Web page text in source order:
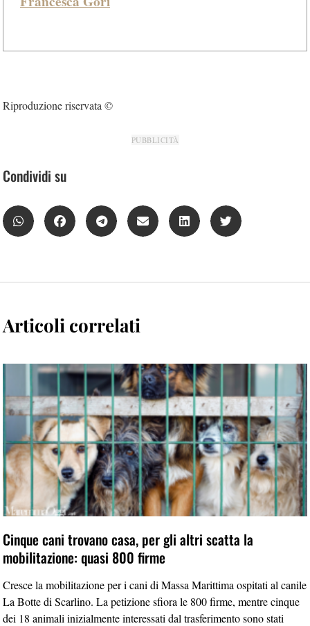
Riproduzione riservata ©
PUBBLICITÀ
Condividi su
Articoli correlati
Cinque cani trovano casa, per gli altri scatta la
mobilitazione: quasi 800 firme
Cresce la mobilitazione per i cani di Massa Marittima ospitati al canile
La Botte di Scarlino. La petizione sfiora le 800 firme, mentre cinque
dei 18 animali inizialmente interessati dal trasferimento sono stati